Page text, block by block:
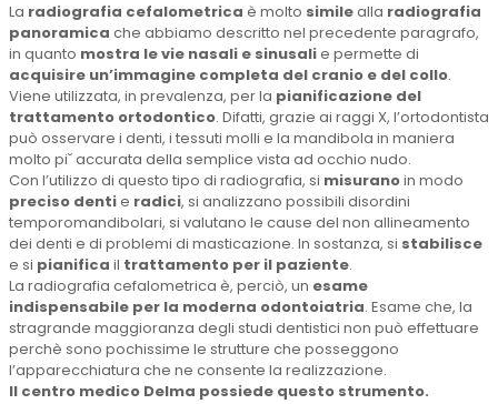
La radiografia cefalometrica è molto similealla radiografia
panoramica che abbiamo descritto nel precedente paragrafo,
in quanto mostra le vie nasali e sinusalie permette di
acquisire un’immagine completa del cranio e del collo.
Viene utilizzata, in prevalenza, per la pianificazione del
trattamento ortodontico. Difatti, grazie ai raggi X, l’ortodontista
può osservare i denti, i tessuti molli e la mandibola in maniera
molto pi˘ accurata della semplice vista ad occhio nudo.
Con l’utilizzo di questo tipo di radiografia, si misuranoin modo
preciso dentie radici, si analizzano possibili disordini
temporomandibolari, si valutano le cause del non allineamento
dei denti e di problemi di masticazione. In sostanza, si stabilisce
e si pianifica il trattamento per il paziente.
La radiografia cefalometrica è, perciò, un esame
indispensabile per la moderna odontoiatria. Esame che, la
stragrande maggioranza degli studi dentistici non può effettuare
perchè sono pochissime le strutture che posseggono
l’apparecchiatura che ne consente la realizzazione.
Il centro medico Delma possiede questo strumento.